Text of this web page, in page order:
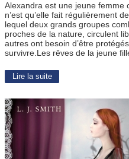
Alexandra est une jeune femme
n’est qu’elle fait régulièrement
lequel deux grands groupes
proches de la nature, circulent
autres ont besoin d’être
survivre.Les rêves de la jeune
Lire la suite